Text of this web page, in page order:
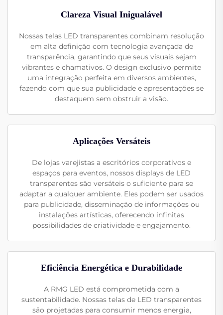
Clareza Visual Inigualável
Nossas telas LED transparentes combinam resolução
em alta definição com tecnologia avançada de
transparência, garantindo que seus visuais sejam
vibrantes e chamativos. O design exclusivo permite
uma integração perfeita em diversos ambientes,
fazendo com que sua publicidade e apresentações se
destaquem sem obstruir a visão.
Aplicações Versáteis
De lojas varejistas a escritórios corporativos e
espaços para eventos, nossos displays de LED
transparentes são versáteis o suficiente para se
adaptar a qualquer ambiente. Eles podem ser usados
para publicidade, disseminação de informações ou
instalações artísticas, oferecendo infinitas
possibilidades de criatividade e engajamento.
Eficiência Energética e Durabilidade
A RMG LED está comprometida com a
sustentabilidade. Nossas telas de LED transparentes
são projetadas para consumir menos energia,